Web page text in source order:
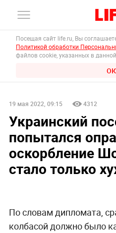
Посещая сайт life.ru, Вы
Политикой обработки
файлов cookie, указанных в
ОК
19 мая 2022, 09:15 4312
Украинский
попытался
оскорбление
стало только
По словам дипломата,
колбасой должно было